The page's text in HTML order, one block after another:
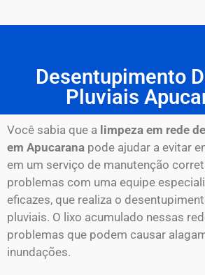
Desentupimento
Pluviais
Você sabia que a limpeza em rede
em Apucarana pode ajudar a evitar
em um serviço de manutenção
problemas com uma equipe
eficazes, que realiza o
pluviais. O lixo acumulado nessas
problemas que podem causar
inundações.